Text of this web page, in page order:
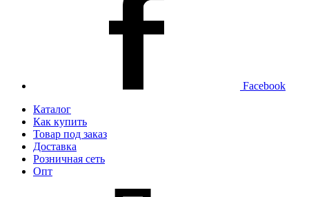
Facebook
Каталог
Как купить
Товар под заказ
Доставка
Розничная сеть
Опт